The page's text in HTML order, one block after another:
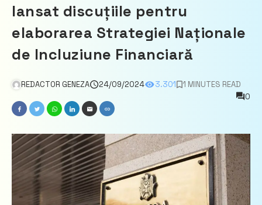
lansat discuțiile pentru
elaborarea Strategiei Naționale
de Incluziune Financiară
REDACTOR GENEZA 24/09/2024 3.301
1 MINUTES READ
0